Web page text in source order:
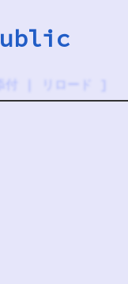
添付 リロード